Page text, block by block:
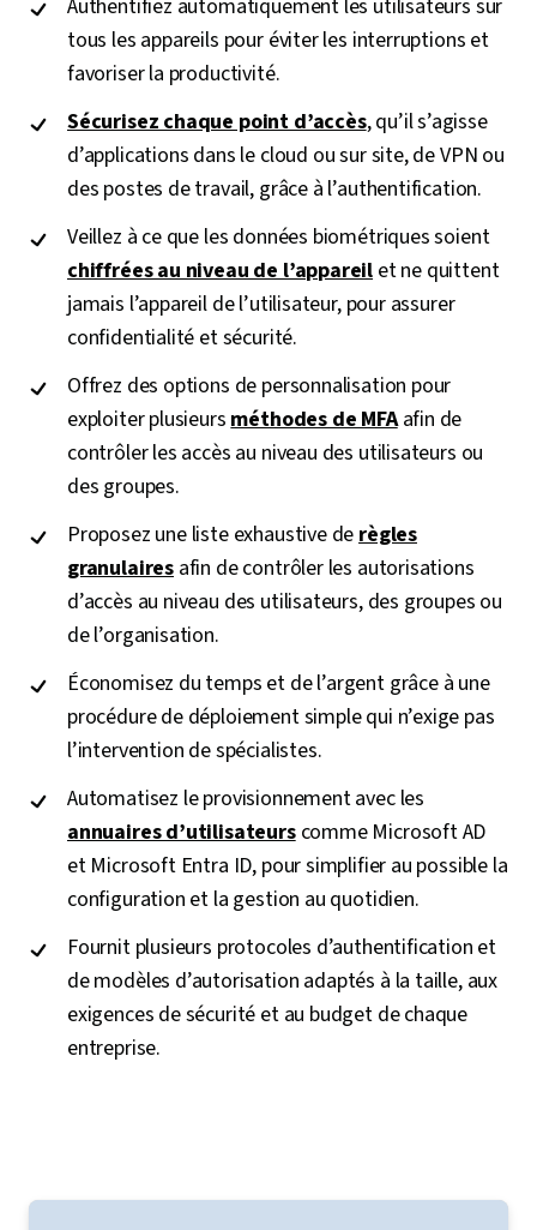
Authentifiez automatiquement les utilisateurs sur
tous les appareils pour éviter les interruptions et
favoriser la productivité.
Sécurisez chaque point d’accès, qu’il s’agisse
d’applications dans le cloud ou sur site, de VPN ou
des postes de travail, grâce à l’authentification.
Veillez à ce que les données biométriques soient
chiffrées au niveau de l’appareil et ne quittent
jamais l’appareil de l’utilisateur, pour assurer
confidentialité et sécurité.
Offrez des options de personnalisation pour
exploiter plusieurs méthodes de MFAafin de
contrôler les accès au niveau des utilisateurs ou
des groupes.
Proposez une liste exhaustive de règles
granulaires afin de contrôler les autorisations
d’accès au niveau des utilisateurs, des groupes ou
de l’organisation.
Économisez du temps et de l’argent grâce à une
procédure de déploiement simple qui n’exige pas
l’intervention de spécialistes.
Automatisez le provisionnement avec les
annuaires d’utilisateurscomme Microsoft AD
et Microsoft Entra ID, pour simplifier au possible la
configuration et la gestion au quotidien.
Fournit plusieurs protocoles d’authentification et
de modèles d’autorisation adaptés à la taille, aux
exigences de sécurité et au budget de chaque
entreprise.